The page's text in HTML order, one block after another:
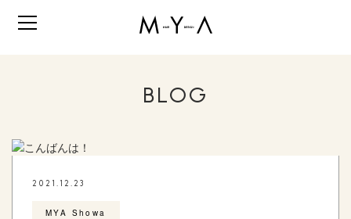
BLOG
2021.12.23
MYA Showa